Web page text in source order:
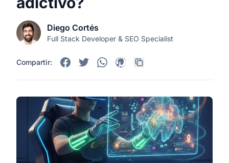
Diego Cortés
Full Stack Developer & SEO Specialist
Compartir: